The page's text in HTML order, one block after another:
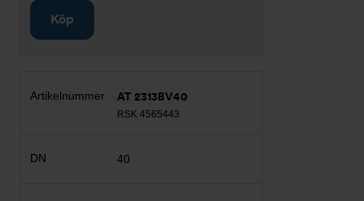
Köp
AT 2313BV40
RSK 4565443
40